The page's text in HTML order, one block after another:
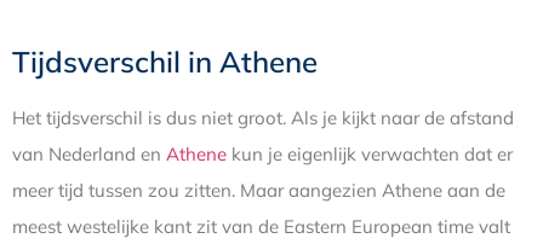
Tijdsverschil in Athene
Het tijdsverschil is dus niet groot. Als je kijkt naar de afstand
van Nederland en Athene kun je eigenlijk verwachten dat er
meer tijd tussen zou zitten. Maar aangezien Athene aan de
meest westelijke kant zit van de Eastern European time valt